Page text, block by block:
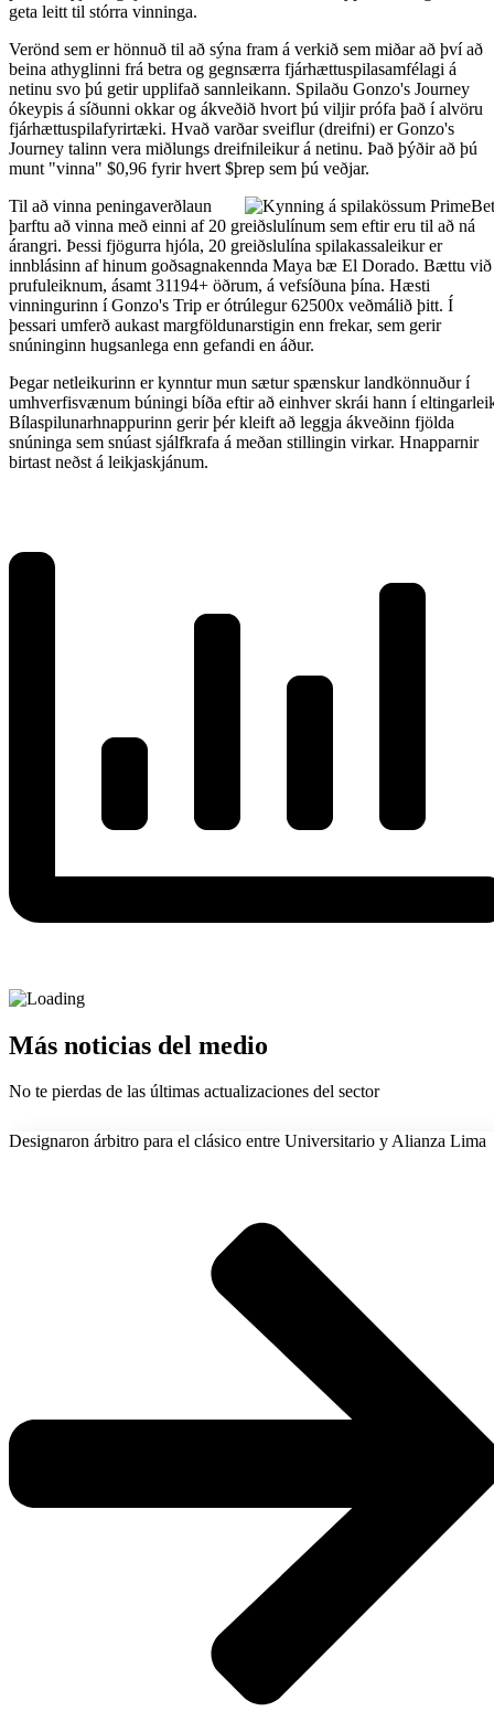
geta leitt til stórra vinninga.
Verönd sem er hönnuð til að sýna fram á verkið sem miðar að því að
beina athyglinni frá betra og gegnsærra fjárhættuspilasamfélagi á
netinu svo þú getir upplifað sannleikann. Spilaðu Gonzo's Journey
ókeypis á síðunni okkar og ákveðið hvort þú viljir prófa það í alvöru
fjárhættuspilafyrirtæki. Hvað varðar sveiflur (dreifni) er Gonzo's
Journey talinn vera miðlungs dreifnileikur á netinu. Það þýðir að þú
munt "vinna" $0,96 fyrir hvert $þrep sem þú veðjar.
Til að vinna peningaverðlaun
þarftu að vinna með einni af 20 greiðslulínum sem eftir eru til að ná
árangri. Þessi fjögurra hjóla, 20 greiðslulína spilakassaleikur er
innblásinn af hinum goðsagnakennda Maya bæ El Dorado. Bættu við
prufuleiknum, ásamt 31194+ öðrum, á vefsíðuna þína. Hæsti
vinningurinn í Gonzo's Trip er ótrúlegur 62500x veðmálið þitt. Í
þessari umferð aukast margföldunarstigin enn frekar, sem gerir
snúninginn hugsanlega enn gefandi en áður.
Þegar netleikurinn er kynntur mun sætur spænskur landkönnuður í
umhverfisvænum búningi bíða eftir að einhver skrái hann í
Bílaspilunarhnappurinn gerir þér kleift að leggja ákveðinn fjölda
snúninga sem snúast sjálfkrafa á meðan stillingin virkar. Hnapparnir
birtast neðst á leikjaskjánum.
Más noticias del medio
No te pierdas de las últimas actualizaciones del sector
Designaron árbitro para el clásico entre Universitario y Alianza Lima